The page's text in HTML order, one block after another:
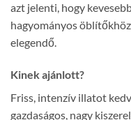
azt jelenti, hogy
hagyományos
elegendő.
Kinek ajánlott?
Friss, intenzív illatot
gazdaságos, nagy